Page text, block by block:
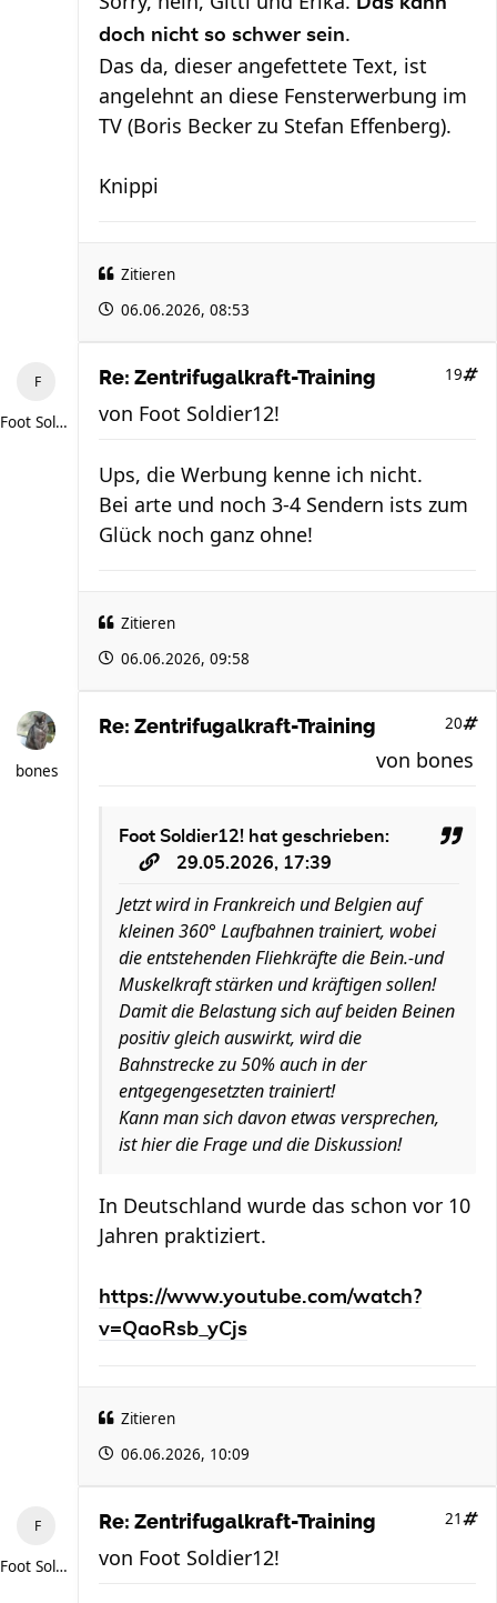
doch nicht so schwer sein.
Das da, dieser angefettete Text, ist
angelehnt an diese Fensterwerbung im
TV (Boris Becker zu Stefan Effenberg).
Knippi
Zitieren
06.06.2026, 08:53
Foot Soldier12!
Re: Zentrifugalkraft-Training 19
von Foot Soldier12!
Ups, die Werbung kenne ich nicht.
Bei arte und noch 3-4 Sendern ists zum
Glück noch ganz ohne!
Zitieren
06.06.2026, 09:58
bones
Re: Zentrifugalkraft-Training 20
von bones
Foot Soldier12! hat geschrieben:
29.05.2026, 17:39
Jetzt wird in Frankreich und Belgien auf
kleinen 360° Laufbahnen trainiert, wobei
die entstehenden Fliehkräfte die Bein.-und
Muskelkraft stärken und kräftigen sollen!
Damit die Belastung sich auf beiden Beinen
positiv gleich auswirkt, wird die
Bahnstrecke zu 50% auch in der
entgegengesetzten trainiert!
Kann man sich davon etwas versprechen,
ist hier die Frage und die Diskussion!
In Deutschland wurde das schon vor 10
Jahren praktiziert.
https://www.youtube.com/watch?
v=QaoRsb_yCjs
Zitieren
06.06.2026, 10:09
Foot Soldier12!
Re: Zentrifugalkraft-Training 21
von Foot Soldier12!